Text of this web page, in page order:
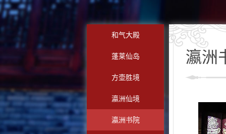
和气大殿
蓬莱仙岛
方壶胜境
瀛洲仙境
瀛洲书院
瀛洲